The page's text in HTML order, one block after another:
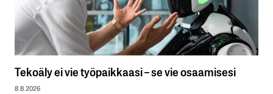
Tekoäly ei vie työpaikkaasi – se vie osaamisesi
8.8.2026